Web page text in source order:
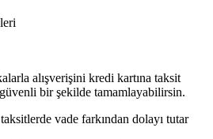
alışverişini kredi kartına taksit
bir şekilde tamamlayabilirsin.
vade farkından dolayı tutar